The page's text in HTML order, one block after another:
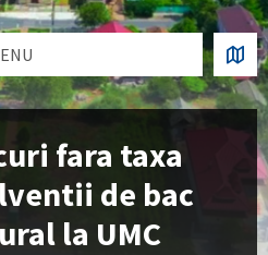
fara taxa
de bac
la UMC